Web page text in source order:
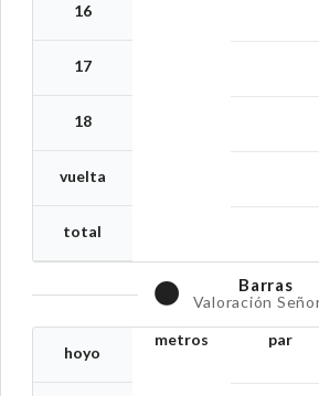
16
17
18
vuelta
total
Barras
Valoración
hoyo
metros par